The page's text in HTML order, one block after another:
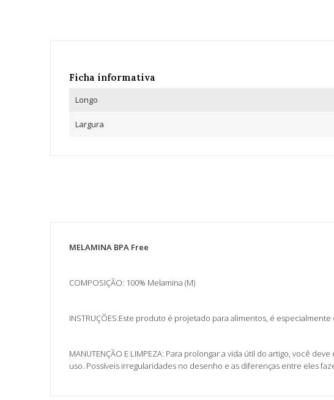
Ficha informativa
Longo
Largura
MELAMINA BPA Free
COMPOSIÇÃO: 100% Melamina (M)
INSTRUÇÕES:Este produto é projetado para alimentos, é
MANUTENÇÃO E LIMPEZA: Para prolongar a vida útil do artigo, você
uso. Possíveis irregularidades no desenho e as diferenças entre eles